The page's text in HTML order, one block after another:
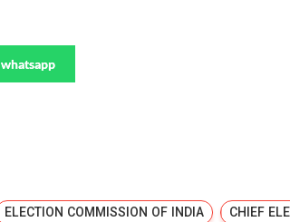
whatsapp
ELECTION COMMISSION OF INDIA CHIEF